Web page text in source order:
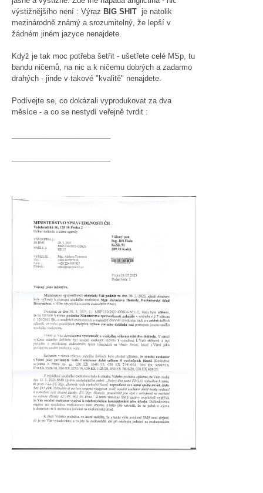
výstižnějšího není : Výraz BIG SHIT je natolik
mezinárodně známý a srozumitelný, že lepší v
žádném jiném jazyce nenajdete.
Když je tak moc potřeba šetřit - ušetřete celé MSp, tu
bandu ničemů, na nic a k ničemu dobrých a zadarmo
drahých - jinde v takové "kvalitě" nenajdete.
Podívejte se, co dokázali vyprodukovat za dva
měsíce - a co se nestydí veřejně tvrdit :